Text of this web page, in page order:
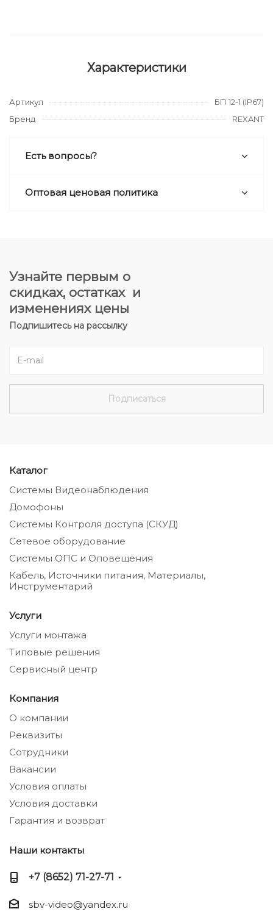
Характеристики
Артикул
БП 12-1 (IP67)
Бренд
REXANT
Есть вопросы?
Оптовая ценовая политика
Узнайте первым о
скидках, остатках и
изменениях цены
Подпишитесь на рассылку
Каталог
Системы Видеонаблюдения
Домофоны
Системы Контроля доступа (СКУД)
Сетевое оборудование
Системы ОПС и Оповещения
Кабель, Источники питания, Материалы,
Инструментарий
Услуги
Услуги монтажа
Типовые решения
Сервисный центр
Компания
О компании
Реквизиты
Сотрудники
Вакансии
Условия оплаты
Условия доставки
Гарантия и возврат
Наши контакты
+7 (8652) 71-27-71
sbv-video@yandex.ru